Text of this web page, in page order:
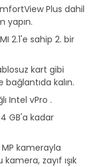
Plus dahil
yapın.
2.1'e sahip 2. bir
kart gibi
bağlantıda kalın.
Intel vPro .
GB'a kadar
kamerayla
zayıf ışık